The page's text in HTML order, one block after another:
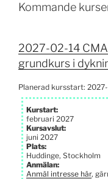
Kommande
2027-02-14
grundkurs i
Planerad kursstart:
Kurstart:
februari 2027
Kursavslut:
juni 2027
Plats:
Huddinge, Stockholm
Anmälan:
Anmäl intresse här,